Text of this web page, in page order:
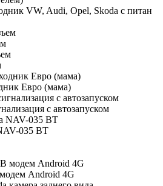
VW, Audi, Opel, Skoda с питан
Евро (мама)
с автозапуском
035 BT
Android 4G